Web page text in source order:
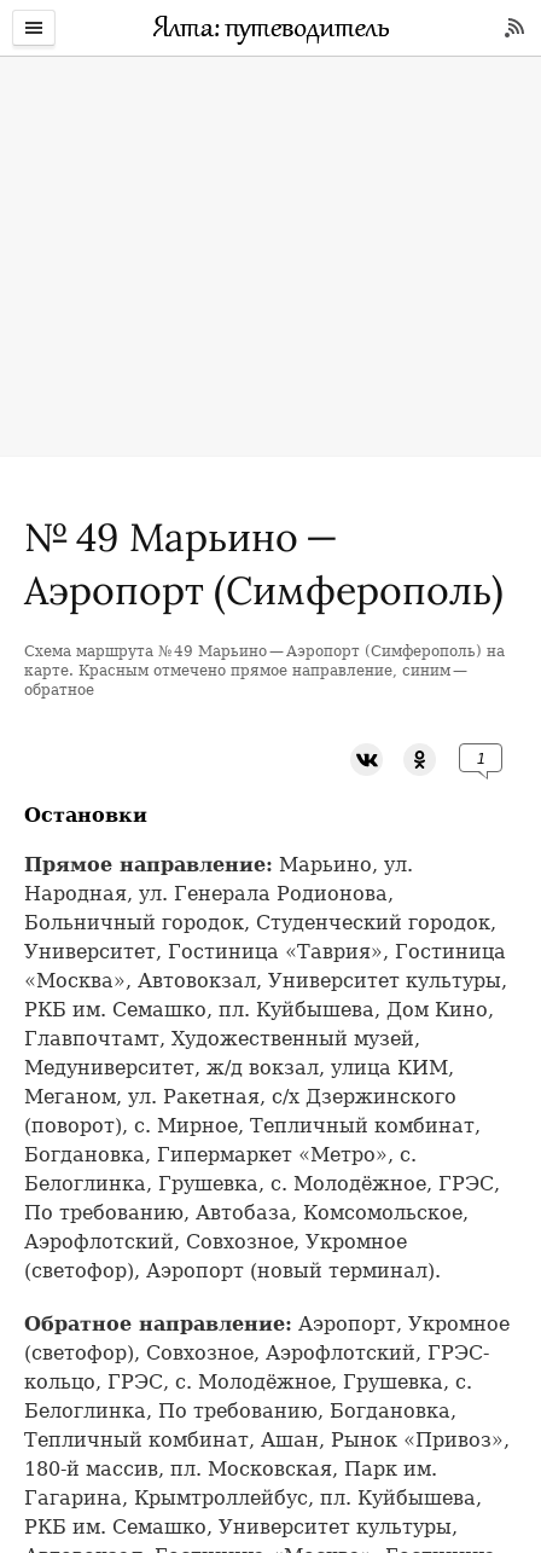
№ 49 Марьино —
Аэропорт (Симферополь)
+
Схема маршрута № 49 Марьино — Аэропорт (Симферополь) на
карте. Красным отмечено прямое направление, синим —
обратное
1
Остановки
Прямое направление: Марьино, ул.
Народная, ул. Генерала Родионова,
Больничный городок, Студенческий городок,
Университет, Гостиница «Таврия», Гостиница
«Москва», Автовокзал, Университет культуры,
РКБ им. Семашко, пл. Куйбышева, Дом Кино,
Главпочтамт, Художественный музей,
Медуниверситет, ж/д вокзал, улица КИМ,
Меганом, ул. Ракетная, с/х Дзержинского
(поворот), с. Мирное, Тепличный комбинат,
Богдановка, Гипермаркет «Метро», с.
Белоглинка, Грушевка, с. Молодёжное, ГРЭС,
По требованию, Автобаза, Комсомольское,
Аэрофлотский, Совхозное, Укромное
(светофор), Аэропорт (новый терминал).
Обратное направление: Аэропорт, Укромное
(светофор), Совхозное, Аэрофлотский, ГРЭС-
кольцо, ГРЭС, с. Молодёжное, Грушевка, с.
Белоглинка, По требованию, Богдановка,
Тепличный комбинат, Ашан, Рынок «Привоз»,
180-й массив, пл. Московская, Парк им.
Гагарина, Крымтроллейбус, пл. Куйбышева,
РКБ им. Семашко, Университет культуры,